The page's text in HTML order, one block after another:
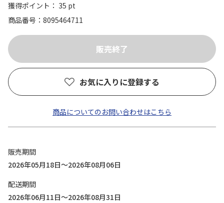
獲得ポイント： 35 pt
商品番号
8095464711
お気に入りに登録する
商品についてのお問い合わせはこちら
販売期間
2026年05月18日～2026年08月06日
配送期間
2026年06月11日～2026年08月31日